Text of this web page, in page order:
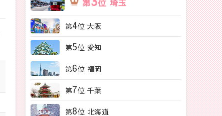
第 位 埼玉
第4位 大阪
第5位 愛知
第6位 福岡
第7位 千葉
第8位 北海道